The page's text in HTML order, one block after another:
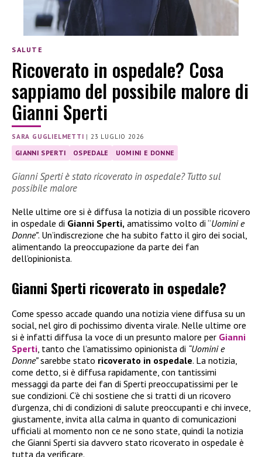
SALUTE
Ricoverato in ospedale? Cosa
sappiamo del possibile malore di
Gianni Sperti
SARA GUGLIELMETTI |23 LUGLIO 2026
GIANNI SPERTI OSPEDALE UOMINI E DONNE
Gianni Sperti è stato ricoverato in ospedale? Tutto sul
possibile malore
Nelle ultime ore si è diffusa la notizia di un possible ricovero
in ospedale di Gianni Sperti, amatissimo volto di “Uomini e
Donne”. Un’indiscrezione che ha subito fatto il giro dei social,
alimentando la preoccupazione da parte dei fan
dell’opinionista.
Gianni Sperti ricoverato in ospedale?
Come spesso accade quando una notizia viene diffusa su un
social, nel giro di pochissimo diventa virale. Nelle ultime ore
si è infatti diffusa la voce di un presunto malore per Gianni
Sperti, tanto che l’amatissimo opinionista di “Uomini e
Donne”sarebbe stato ricoverato in ospedale. La notizia,
come detto, si è diffusa rapidamente, con tantissimi
messaggi da parte dei fan di Sperti preoccupatissimi per le
sue condizioni. C’è chi sostiene che si tratti di un ricovero
d’urgenza, chi di condizioni di salute preoccupanti e chi invece,
giustamente, invita alla calma in quanto di comunicazioni
ufficiali al momento non ce ne sono state, quindi la notizia
che Gianni Sperti sia davvero stato ricoverato in ospedale è
tutta da verificare.